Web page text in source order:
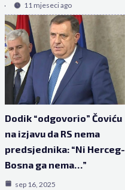
11 mjeseci ago
Dodik “odgovorio” Čoviću
na izjavu da RS nema
predsjednika: “Ni Herceg-
Bosna ga nema…”
sep 16, 2025